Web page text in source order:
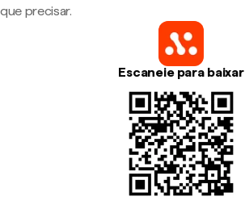
que precisar.
Escaneie para baixar